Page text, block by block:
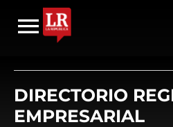
DIRECTORIO
EMPRESARIAL